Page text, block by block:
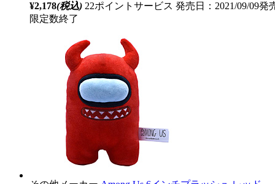
¥2,178(税込) 22ポイントサービス 発売日：2021/09/09発
限定数終了